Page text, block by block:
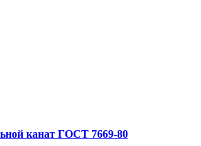
канат ГОСТ 7669-80